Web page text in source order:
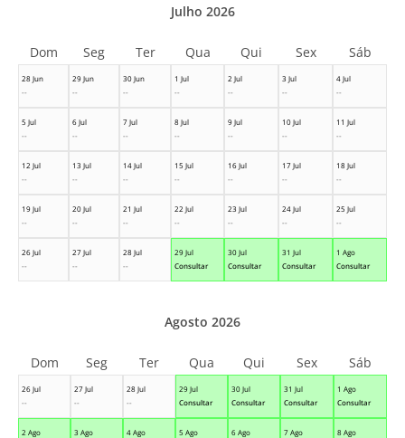
28 Jun
--
29 Jun
--
30 Jun
--
1 Jul
--
2 Jul
--
3 Jul
--
4 Jul
--
5 Jul
--
6 Jul
--
7 Jul
--
8 Jul
--
9 Jul
--
10 Jul
--
11 Jul
--
12 Jul
--
13 Jul
--
14 Jul
--
15 Jul
--
16 Jul
--
17 Jul
--
18 Jul
--
19 Jul
--
20 Jul
--
21 Jul
--
22 Jul
--
23 Jul
--
24 Jul
--
25 Jul
--
26 Jul
--
27 Jul
--
28 Jul
--
29 Jul
Consultar
30 Jul
Consultar
31 Jul
Consultar
1 Ago
Consultar
Julho 2026
Dom Seg Ter Qua Qui Sex Sáb
26 Jul
--
27 Jul
--
28 Jul
--
29 Jul
Consultar
30 Jul
Consultar
31 Jul
Consultar
1 Ago
Consultar
2 Ago
3 Ago
4 Ago
5 Ago
6 Ago
7 Ago
8 Ago
Agosto 2026
Dom Seg Ter Qua Qui Sex Sáb